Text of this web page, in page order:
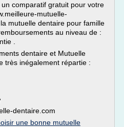
comparatif gratuit pour votre
mutuelle-
mutuelle dentaire pour famille
au niveau de :
.
dentaire et Mutuelle
très inégalement répartie :
dentaire.com
une bonne mutuelle